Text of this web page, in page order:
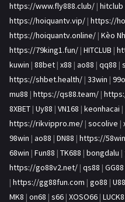
https://www.fly888.club/ | hitclub
https://hoiquantv.vip/ | https://
https://hoiquantv.online/ | Kèo
https://79king1.fun/ | HITCLUB |
kuwin | 88bet | x88 | ao88 | qq88 |
https://shbet.health/ | 33win |
mu88 | https://qs88.team/ |
8XBET | Uy88 | VN168 | keonhacai |
https://rikvippro.me/ | socolive |
98win | ao88 | DN88 | https://
68win | Fun88 | TK688 | bongdalu |
https://go88v2.net/ | qs88 | GG88
| https://gg88fun.com | go88 |
MK8 | on68 | s66 | XOSO66 | LUCK8